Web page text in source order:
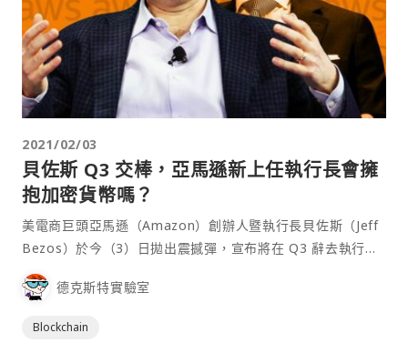
2021/02/03
貝佐斯 Q3 交棒，亞馬遜新上任執行長會擁
抱加密貨幣嗎？
美電商巨頭亞馬遜（Amazon）創辦人暨執行長貝佐斯（Jeff
Bezos）於今（3）日拋出震撼彈，宣布將在 Q3 辭去執行長
一職，交棒給亞馬遜雲端服務 （Amazon Web Services，
AWS）執行長賈西）。這位曾在 2018 年推出區塊鏈服務的未
德克斯特實驗室
Blockchain